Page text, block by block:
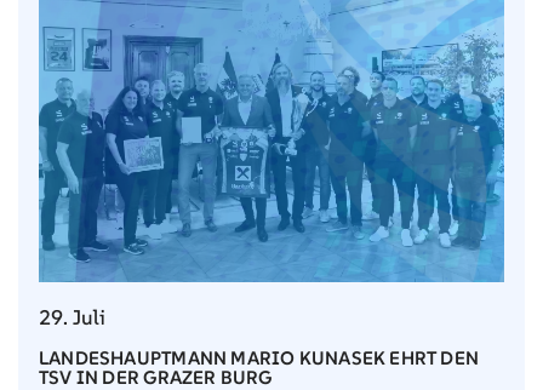
29. Juli
LANDESHAUPTMANN MARIO KUNASEK EHRT DEN
TSV IN DER GRAZER BURG